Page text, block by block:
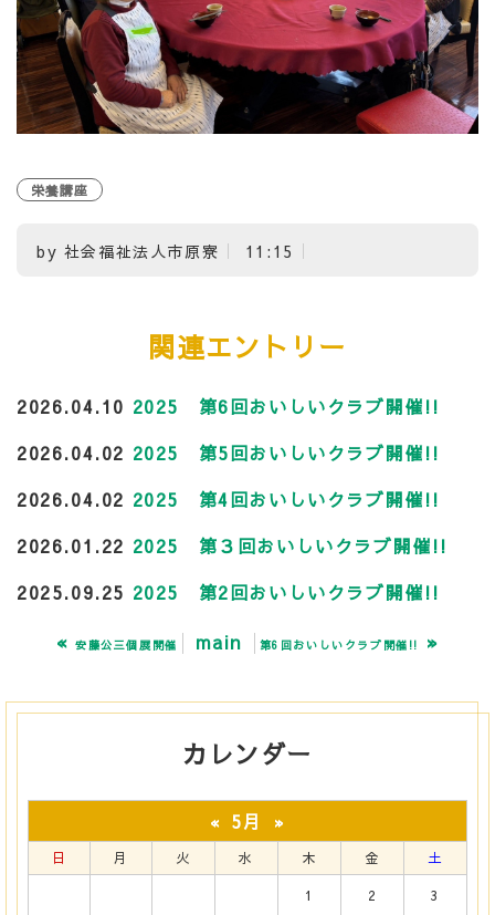
栄養講座
by 社会福祉法人市原寮 11:15
関連エントリー
2026.04.10 2025 第6回おいしいクラブ開催!!
2026.04.02 2025 第5回おいしいクラブ開催!!
2026.04.02 2025 第4回おいしいクラブ開催!!
2026.01.22 2025 第３回おいしいクラブ開催!!
2025.09.25 2025 第2回おいしいクラブ開催!!
«安藤公三個展開催 main 第6回おいしいクラブ開催!! »
カレンダー
« 5月 »
日 月 火 水 木 金 土
1 2 3